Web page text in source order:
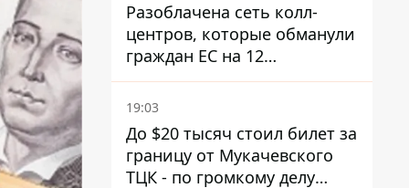
Разоблачена сеть колл-
центров, которые обманули
граждан ЕС на 12
миллионов - совместная
операция полиции Украины
и Чехии
19:03
До $20 тысяч стоил билет за
границу от Мукачевского
ТЦК - по громкому делу